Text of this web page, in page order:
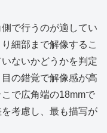
で行うのが適してい
細部まで解像するこ
ないかどうかを判定
の錯覚で解像感が高
で広角端の18mmで
考慮し、最も描写が